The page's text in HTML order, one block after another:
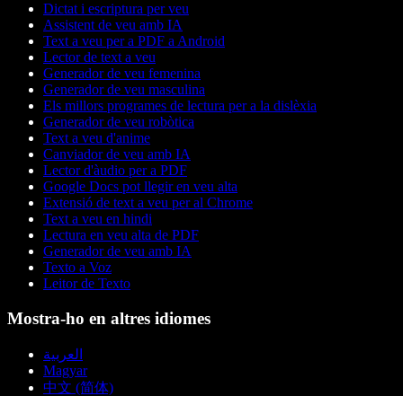
Dictat i escriptura per veu
Assistent de veu amb IA
Text a veu per a PDF a Android
Lector de text a veu
Generador de veu femenina
Generador de veu masculina
Els millors programes de lectura per a la dislèxia
Generador de veu robòtica
Text a veu d'anime
Canviador de veu amb IA
Lector d'àudio per a PDF
Google Docs pot llegir en veu alta
Extensió de text a veu per al Chrome
Text a veu en hindi
Lectura en veu alta de PDF
Generador de veu amb IA
Texto a Voz
Leitor de Texto
Mostra-ho en altres idiomes
العربية
Magyar
中文 (简体)